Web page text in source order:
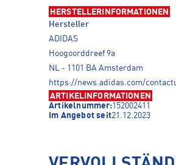
HERSTELLERINFORMATIONEN
Hersteller
ADIDAS
Hoogoorddreef 9a
NL - 1101 BA Amsterdam
https://news.adidas.com/
ARTIKELINFORMATIONEN
Artikelnummer:152002411
Im Angebot seit21.12.2023